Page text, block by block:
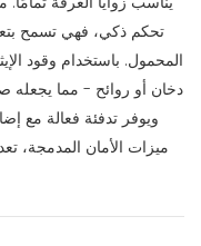
تحكم ذكي، فهي تسمح
المحمول. باستخدام وقود
دخان أو روائح - مما يجعله
ويوفر تدفئة فعالة مع
ميزات الأمان المدمجة،